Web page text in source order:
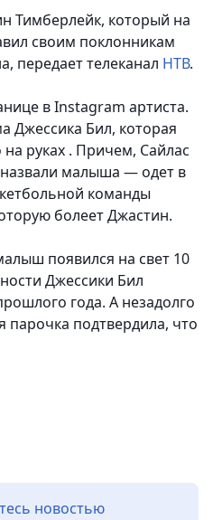
Тимберлейк, который на
своим поклонникам
передает телеканал НТВ.
в Instagram артиста.
Джессика Бил, которая
руках . Причем, Сайлас
малыша — одет в
команды
болеет Джастин.
появился на свет 10
Джессики Бил
года. А незадолго
подтвердила, что
новостью